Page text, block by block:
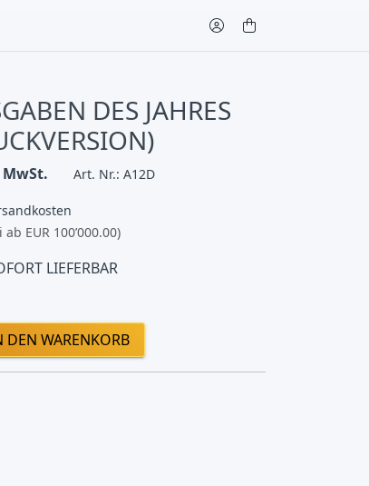
DES JAHRES
Art. Nr.: A12D
EUR 100’000.00)
LIEFERBAR
DEN WARENKORB